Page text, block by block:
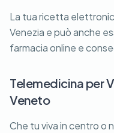
La tua ricetta
Venezia e può anche
farmacia online e
Telemedicina per
Veneto
Che tu viva in centro o